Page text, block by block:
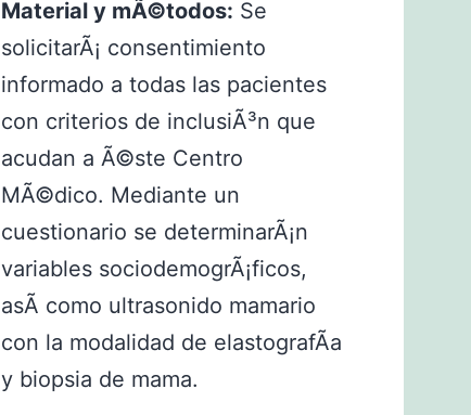
Material y mÃ©todos: Se
solicitarÃ¡ consentimiento
informado a todas las pacientes
con criterios de inclusiÃ³n que
acudan a Ã©ste Centro
MÃ©dico. Mediante un
cuestionario se determinarÃ¡n
variables sociodemogrÃ¡ficos,
asÃ­ como ultrasonido mamario
con la modalidad de elastografÃ­a
y biopsia de mama.